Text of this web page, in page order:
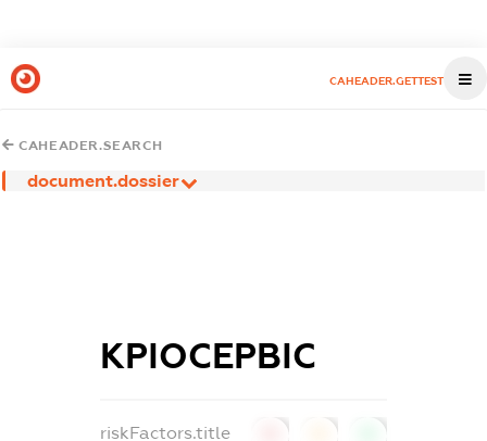
CAHEADER.GETTEST
CAHEADER.SEARCH
document.dossier
КРІОСЕРВІС
riskFactors.title